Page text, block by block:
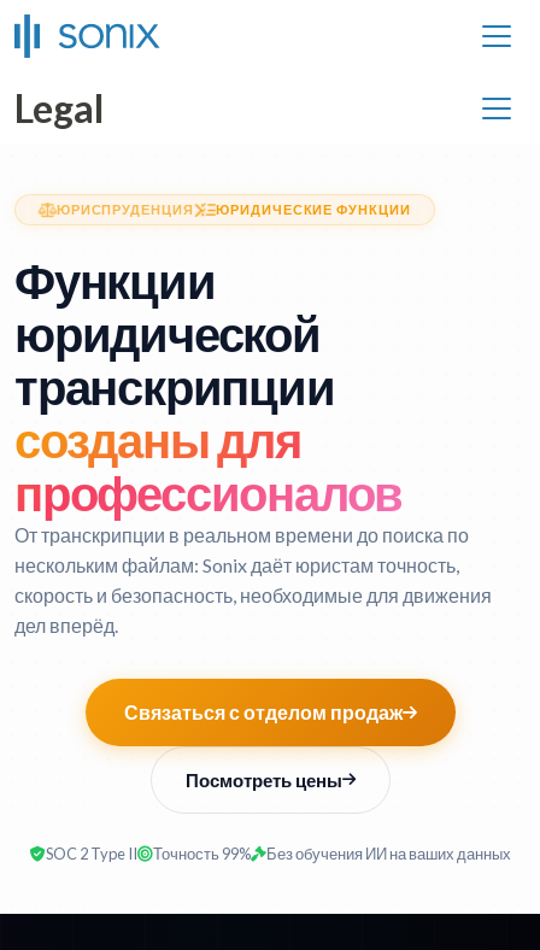
Legal
ЮРИСПРУДЕНЦИЯ ЮРИДИЧЕСКИЕ ФУНКЦИИ
Функции
юридической
транскрипции
созданы для
профессионалов
От транскрипции в реальном времени до поиска по
нескольким файлам: Sonix даёт юристам точность,
скорость и безопасность, необходимые для движения
дел вперёд.
Связаться с отделом продаж
Посмотреть цены
SOC 2 Type II Точность 99% Без обучения ИИ на ваших данных